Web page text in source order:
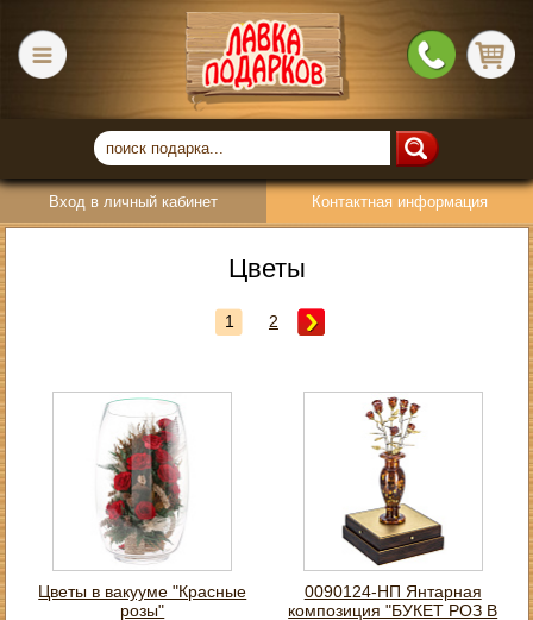
Вход в личный кабинет Контактная информация
Цветы
1 2
Цветы в вакууме "Красные
розы"
0090124-НП Янтарная
композиция "БУКЕТ РОЗ В